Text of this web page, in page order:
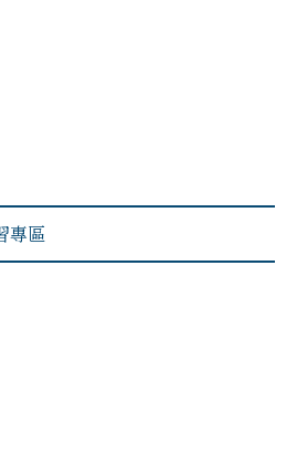
專區